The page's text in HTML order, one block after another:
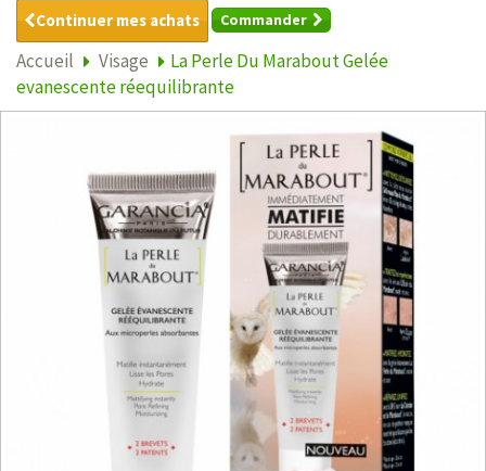
Continuer mes achats Commander
Accueil Visage
La Perle Du Marabout Gelée
evanescente réequilibrante